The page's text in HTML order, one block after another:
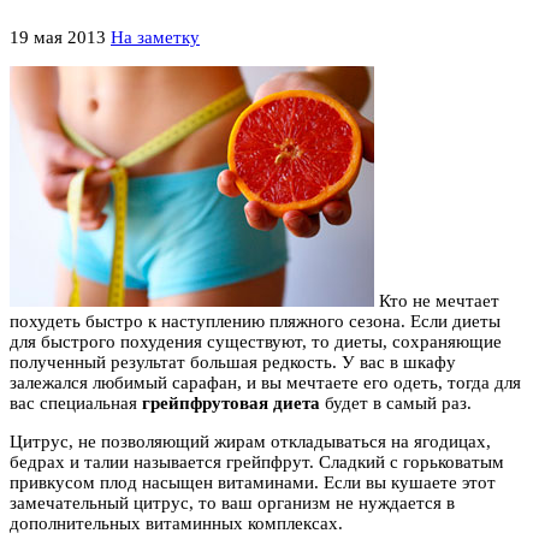
19 мая 2013 На заметку
Кто не мечтает
похудеть быстро к наступлению пляжного сезона. Если диеты
для быстрого похудения существуют, то диеты, сохраняющие
полученный результат большая редкость. У вас в шкафу
залежался любимый сарафан, и вы мечтаете его одеть, тогда для
вас специальная грейпфрутовая диета будет в самый раз.
Цитрус, не позволяющий жирам откладываться на ягодицах,
бедрах и талии называется грейпфрут. Сладкий с горьковатым
привкусом плод насыщен витаминами. Если вы кушаете этот
замечательный цитрус, то ваш организм не нуждается в
дополнительных витаминных комплексах.